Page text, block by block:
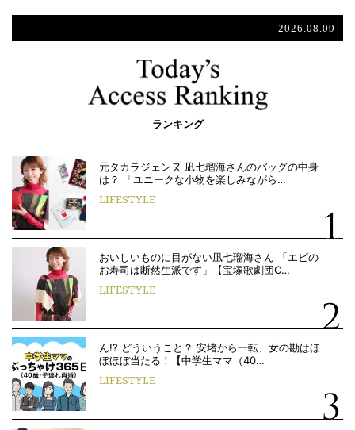
2026.08.09
ランキング
元タカラジェンヌ 凪七瑠海さんのバッグの中身
は？ 「ユニークな小物を楽しみながら…
LIFESTYLE
おいしいものに目がない凪七瑠海さん 「エビの
お寿司は断然生派です」【宝塚歌劇団O…
LIFESTYLE
ん!? どういうこと？ 安堵から一転、女の勘はほ
ぼほぼ当たる！【中学生ママ（40…
LIFESTYLE